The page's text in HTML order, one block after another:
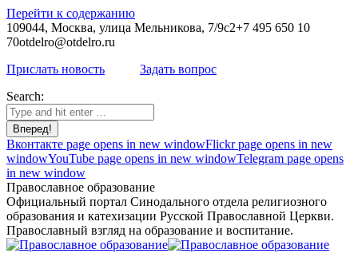
Перейти к содержанию
109044, Москва, улица Мельникова, 7/9с2+7 495 650 10
70otdelro@otdelro.ru
Прислать новость
Задать вопрос
Search:
Вконтакте page opens in new windowFlickr page opens in new
windowYouTube page opens in new windowTelegram page opens
in new window
Православное образование
Официальный портал Синодального отдела религиозного
образования и катехизации Русской Православной Церкви.
Православный взгляд на образование и воспитание.